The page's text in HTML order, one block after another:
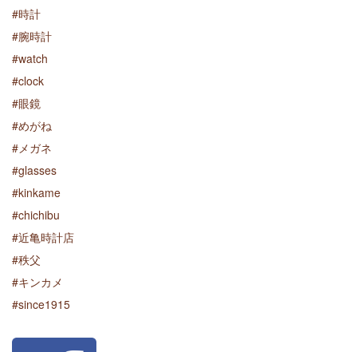
#時計
#腕時計
#watch
#clock
#眼鏡
#めがね
#メガネ
#glasses
#kinkame
#chichibu
#近亀時計店
#秩父
#キンカメ
#since1915